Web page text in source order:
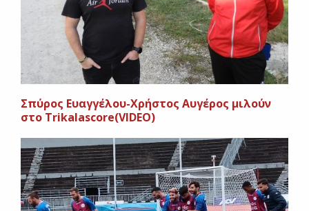
Σπύρος Ευαγγέλου-Χρήστος Αυγέρος μιλούν
στο Trikalascore(VIDEO)